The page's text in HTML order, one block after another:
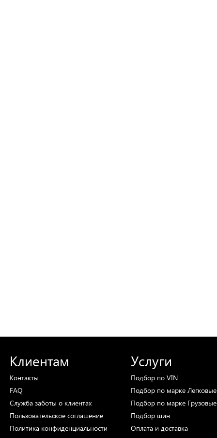
Клиентам
Контакты
FAQ
Служба заботы о клиентах
Пользовательское соглашение
Политика конфиденциальности
Услуги
Подбор по VIN
Подбор по марке
Подбор по марке
Подбор шин
Оплата и доставка